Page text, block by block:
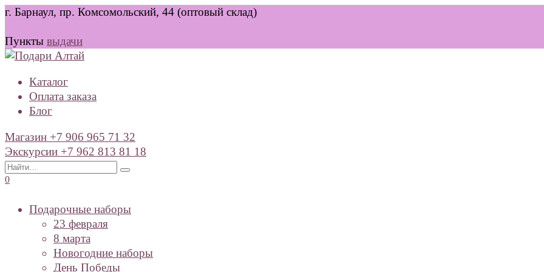
Перейти
содержанию
г. Барнаул, пр. Комсомольский, 44 (оптовый склад)
Пункты выдачи
Каталог
Оплата заказа
Блог
Магазин +7 906 965 71 32
Экскурсии +7 962 813 81 18
Search
for:
0
Подарочные наборы
23 февраля
8 марта
Новогодние наборы
День Победы